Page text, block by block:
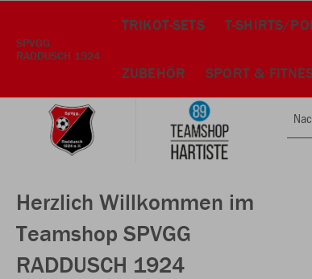
SPVGG
RADDUSCH 1924
TRIKOT-SETS T-SHIRTS/
ZUBEHÖR SPORT &
Herzlich Willkommen im
Teamshop SPVGG
RADDUSCH 1924